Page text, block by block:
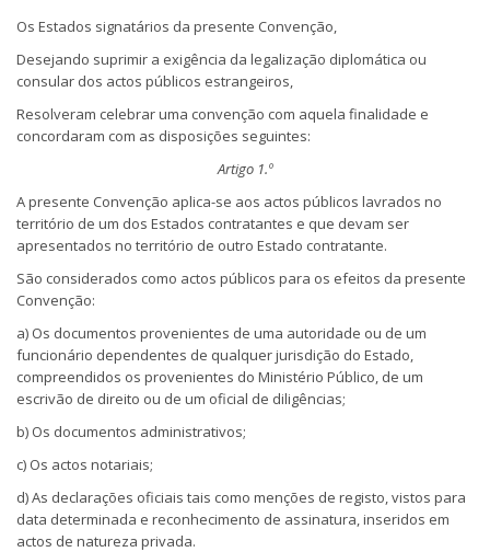
Os Estados signatários da presente Convenção,
Desejando suprimir a exigência da legalização diplomática ou
consular dos actos públicos estrangeiros,
Resolveram celebrar uma convenção com aquela finalidade e
concordaram com as disposições seguintes:
Artigo 1.º
A presente Convenção aplica-se aos actos públicos lavrados no
território de um dos Estados contratantes e que devam ser
apresentados no território de outro Estado contratante.
São considerados como actos públicos para os efeitos da presente
Convenção:
a) Os documentos provenientes de uma autoridade ou de um
funcionário dependentes de qualquer jurisdição do Estado,
compreendidos os provenientes do Ministério Público, de um
escrivão de direito ou de um oficial de diligências;
b) Os documentos administrativos;
c) Os actos notariais;
d) As declarações oficiais tais como menções de registo, vistos para
data determinada e reconhecimento de assinatura, inseridos em
actos de natureza privada.